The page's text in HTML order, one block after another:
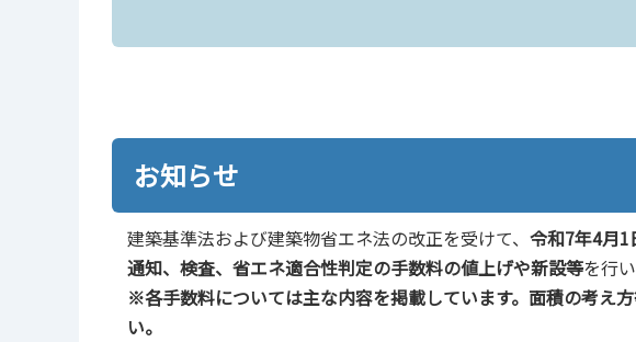
お知らせ
建築基準法および建築物省エネ法の改正を受けて、 令和7年4月1
通知、検査、省エネ適合性判定の手数料の値上げや新設等を行
※各手数料については主な内容を掲載しています。面積の考え
い。